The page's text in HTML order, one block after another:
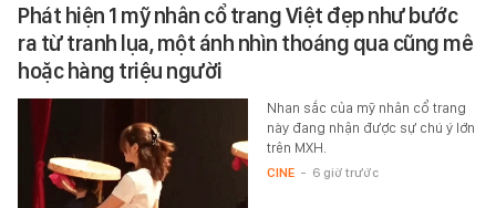
Phát hiện 1 mỹ nhân cổ trang Việt đẹp như bước
ra từ tranh lụa, một ánh nhìn thoáng qua cũng mê
hoặc hàng triệu người
Nhan sắc của mỹ nhân cổ trang
này đang nhận được sự chú ý lớn
trên MXH.
CINE - 6 giờ trước